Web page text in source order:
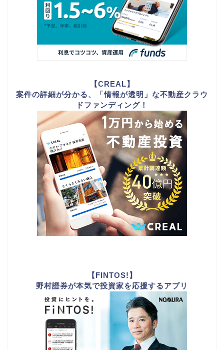
【CREAL】
案件の詳細が分かる、「情報が透明」な不動産クラウ
ドファンディング！
【FINTOS!】
野村證券が本気で投資家を応援するアプリ